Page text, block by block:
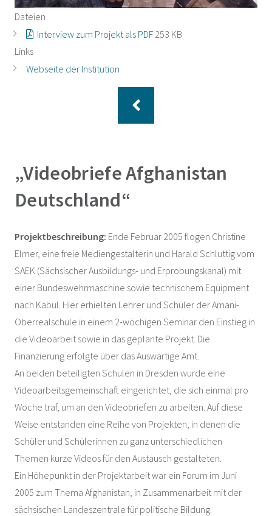
Dateien
Interview zum Projekt als PDF 253 KB
Links
Webseite der Institution
„Videobriefe Afghanistan
Deutschland“
Projektbeschreibung: Ende Februar 2005 flogen Christine
Elmer, eine freie Mediengestalterin und Harald Schluttig vom
SAEK (Sächsischer Ausbildungs- und Erprobungskanal) mit
einer Bundeswehrmaschine sowie technischem Equipment
nach Kabul. Hier erhielten Lehrer und Schüler der Amani-
Oberrealschule in einem 2-wöchigen Seminar den Einstieg in
die Videoarbeit sowie in das geplante Projekt. Die
Finanzierung erfolgte über das Auswärtige Amt.
An beiden beteiligten Schulen in Dresden wurde eine
Videoarbeitsgemeinschaft eingerichtet, die sich einmal pro
Woche traf, um an den Videobriefen zu arbeiten. Auf diese
Weise entstanden eine Reihe von Projekten, in denen die
Schüler und Schülerinnen zu ganz unterschiedlichen
Themen kurze Videos für den Austausch gestalteten.
Ein Höhepunkt in der Projektarbeit war ein Forum im Juni
2005 zum Thema Afghanistan, in Zusammenarbeit mit der
sächsischen Landeszentrale für politische Bildung.